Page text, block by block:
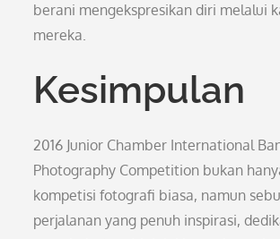
berani mengekspresikan diri melalui
mereka.
Kesimpulan
2016 Junior Chamber International
Photography Competition bukan
kompetisi fotografi biasa, namun
perjalanan yang penuh inspirasi,